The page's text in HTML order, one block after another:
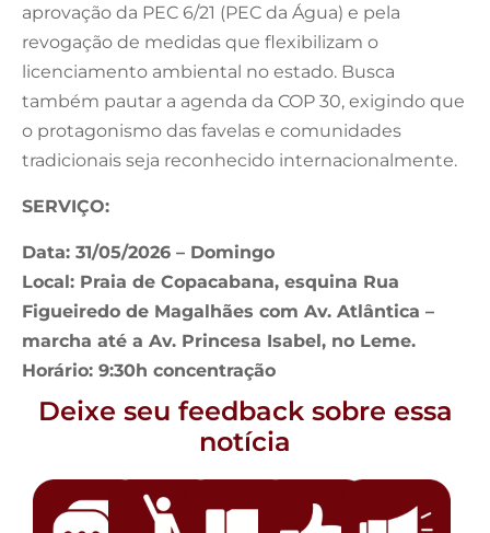
aprovação da PEC 6/21 (PEC da Água) e pela
revogação de medidas que flexibilizam o
licenciamento ambiental no estado. Busca
também pautar a agenda da COP 30, exigindo que
o protagonismo das favelas e comunidades
tradicionais seja reconhecido internacionalmente.
SERVIÇO:
Data: 31/05/2026 – Domingo
Local: Praia de Copacabana, esquina Rua
Figueiredo de Magalhães com Av. Atlântica –
marcha até a Av. Princesa Isabel, no Leme.
Horário: 9:30h concentração
Deixe seu feedback sobre essa
notícia